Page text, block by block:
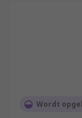
Wordt